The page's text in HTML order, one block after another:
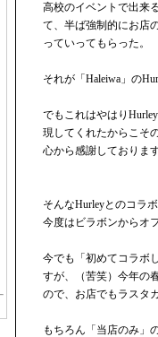
高校のイベントで出来
て、半ば強制的にお店
っていってもらった。
それが「Haleiwa」の
でもこれはやはり
現してくれたからこそ
心から感謝しておりま
そんなHurleyとのコラ
今度はビラボンからオ
今でも「初めてコラボ
すが、（苦笑）今年の
ので、お店でもラスタ
もちろん「当店のみ」